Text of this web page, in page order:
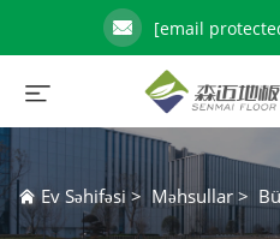
[email
Ev Səhifəsi> Məhsullar >